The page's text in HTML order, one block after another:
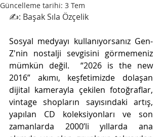
Güncelleme tarihi: 3 Tem
✍️: Başak Sıla Özçelik
Sosyal medyayı kullanıyorsanız Gen-
Z'nin nostalji sevgisini görmemeniz
mümkün değil.  “2026 is the new
2016” akımı, keşfetimizde dolaşan
dijital kamerayla çekilen fotoğraflar,
vintage shopların sayısındaki artış,
yapılan CD koleksiyonları ve son
zamanlarda 2000’li yıllarda ana